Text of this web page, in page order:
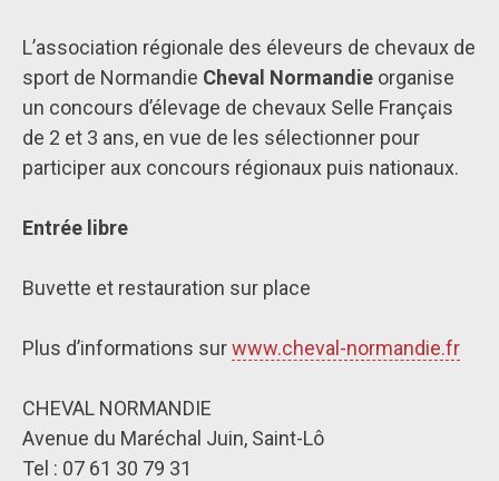
L’association régionale des éleveurs de chevaux de
sport de Normandie Cheval Normandie organise
un concours d’élevage de chevaux Selle Français
de 2 et 3 ans, en vue de les sélectionner pour
participer aux concours régionaux puis nationaux.
Entrée libre
Buvette et restauration sur place
Plus d’informations surwww.cheval-normandie.fr
CHEVAL NORMANDIE
Avenue du Maréchal Juin, Saint-Lô
Tel : 07 61 30 79 31